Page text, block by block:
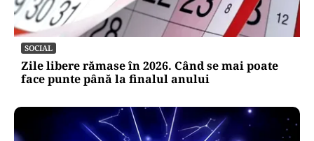
SOCIAL
Zile libere rămase în 2026. Când se mai poate
face punte până la finalul anului